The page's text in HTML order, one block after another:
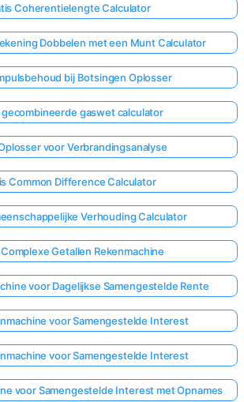
Coherentielengte Calculator
Dobbelen met een Munt Calculator
bij Botsingen Oplosser
gecombineerde gaswet calculator
voor Verbrandingsanalyse
Common Difference Calculator
Verhouding Calculator
Getallen Rekenmachine
voor Dagelijkse Samengestelde Rente
voor Samengestelde Interest
voor Samengestelde Interest
voor Samengestelde Interest met Opnames